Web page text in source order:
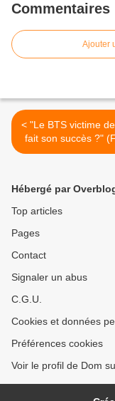
Commentaires
Ajouter
< "Le BTS victime de ce qui
fait son succès ?"
Info)
Hébergé par
Top articles
Pages
Contact
Signaler un abus
C.G.U.
Cookies et données
Préférences cookies
Voir le profil de Dom